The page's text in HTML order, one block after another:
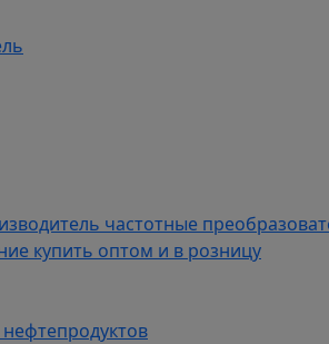
частотные
купить оптом и в розницу